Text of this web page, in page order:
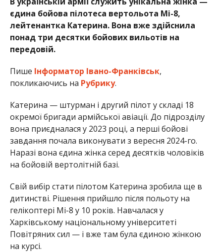
єдина бойова пілотеса вертольота Мі-8,
лейтенантка Катерина. Вона вже здійснила
понад три десятки бойових вильотів на
передовій.
Пише Інформатор Івано-Франківськ,
покликаючись на Рубрику.
Катерина — штурман і другий пілот у складі 18
окремої бригади армійської авіації. До підрозділу
вона приєдналася у 2023 році, а перші бойові
завдання почала виконувати з вересня 2024-го.
Наразі вона єдина жінка серед десятків чоловіків
на бойовій вертолітній базі.
Свій вибір стати пілотом Катерина зробила ще в
дитинстві. Рішення прийшло після польоту на
гелікоптері Мі-8 у 10 років. Навчалася у
Харківському національному університеті
Повітряних сил — і вже там була єдиною жінкою
на курсі.